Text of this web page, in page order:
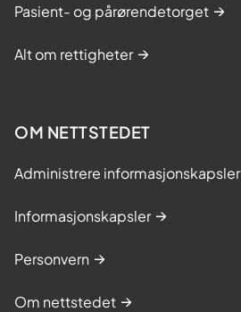
Pasient- og pårørendetorget
Alt om rettigheter
OM NETTSTEDET
Administrere informasjonskapsler
Informasjonskapsler
Personvern
Om nettstedet